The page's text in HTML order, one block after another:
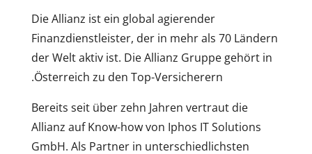
Die Allianz ist ein global agierender
Finanzdienstleister, der in mehr als 70 Ländern
der Welt aktiv ist. Die Allianz Gruppe gehört in
Österreich zu den Top-Versicherern.
Bereits seit über zehn Jahren vertraut die
Allianz auf Know-how von Iphos IT Solutions
GmbH. Als Partner in unterschiedlichsten